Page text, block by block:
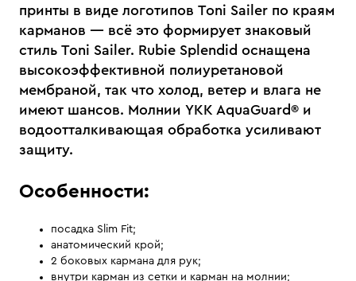
принты в виде логотипов Toni Sailer по краям
карманов — всё это формирует знаковый
стиль Toni Sailer. Rubie Splendid оснащена
высокоэффективной полиуретановой
мембраной, так что холод, ветер и влага не
имеют шансов. Молнии YKK AquaGuard® и
водоотталкивающая обработка усиливают
защиту.
Особенности:
посадка Slim Fit;
анатомический крой;
2 боковых кармана для рук;
внутри карман из сетки и карман на молнии;